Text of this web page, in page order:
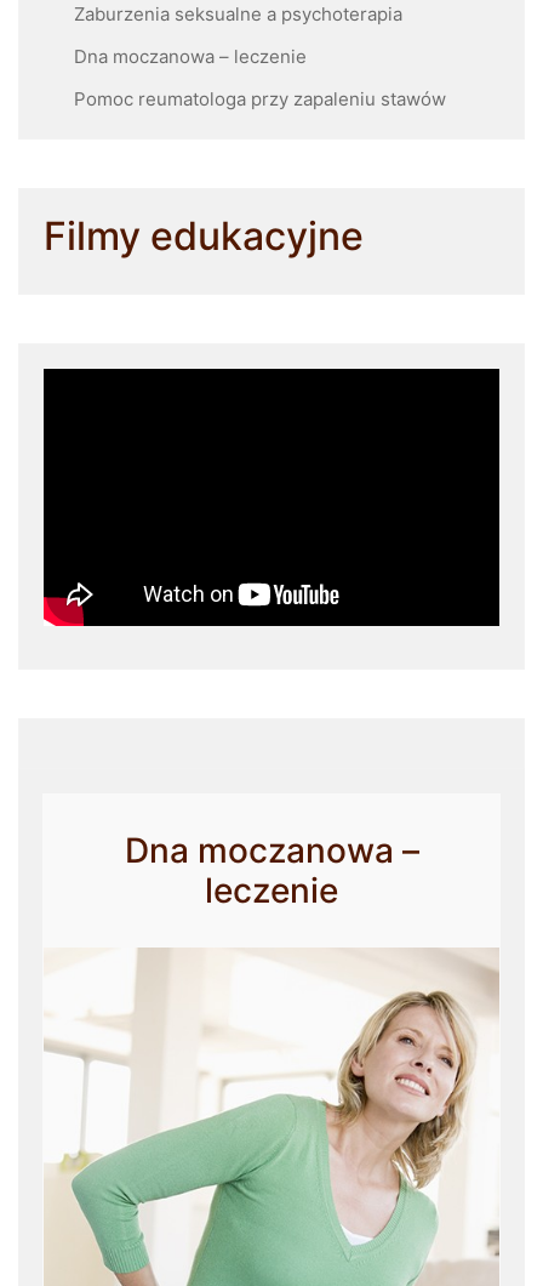
Zaburzenia seksualne a psychoterapia
Dna moczanowa – leczenie
Pomoc reumatologa przy zapaleniu stawów
Filmy edukacyjne
Dna moczanowa –
leczenie